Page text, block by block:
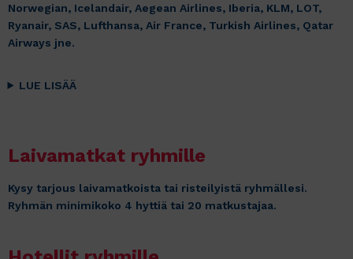
Norwegian, Icelandair, Aegean Airlines, Iberia, KLM, LOT,
Ryanair, SAS, Lufthansa, Air France, Turkish Airlines, Qatar
Airways jne.
LUE LISÄÄ
Laivamatkat ryhmille
Kysy tarjous laivamatkoista tai risteilyistä ryhmällesi.
Ryhmän minimikoko 4 hyttiä tai 20 matkustajaa.